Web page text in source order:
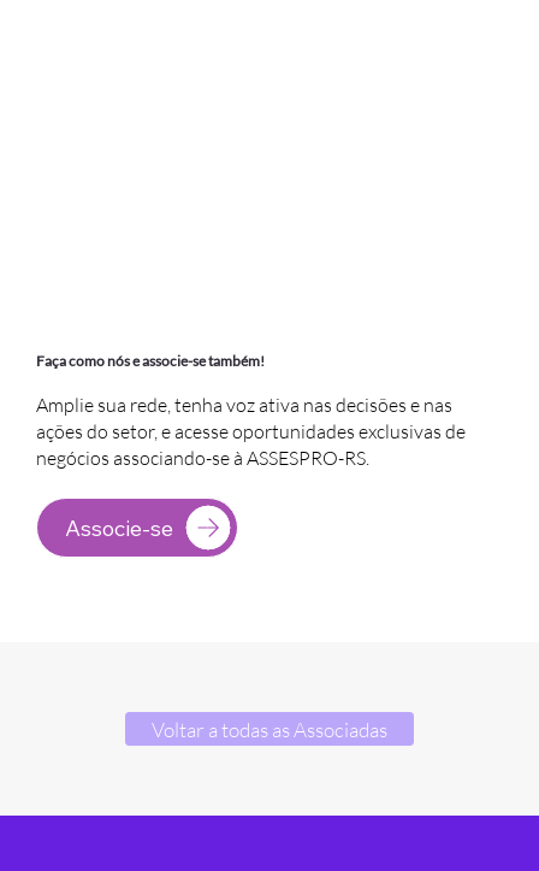
Voltar a todas as Associadas
Faça como nós e associe-se também!
Amplie sua rede, tenha voz ativa nas decisões e nas
ações do setor, e acesse oportunidades exclusivas de
negócios associando-se à ASSESPRO-RS.
Associe-se